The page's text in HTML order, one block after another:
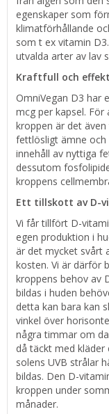
egenskaper som
klimatförhållande
som t ex vitamin
utvalda arter av lav
Kraftfull och
OmniVegan D3 har
mcg per kapsel.
kroppen är det
fettlösligt ämne
innehåll av nyttiga
dessutom
kroppens
Ett tillskott av D-
Vi får tillfört D-
egen produktion i
är det mycket svårt
kosten. Vi är därför
kroppens behov av
bildas i huden
detta kan bara kan
vinkel över
några timmar om
då täckt med
solens UVB strålar
bildas. Den D-
kroppen under
månader.